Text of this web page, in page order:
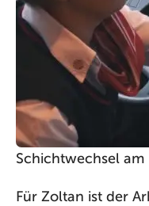
Schichtwechsel am
Für Zoltan ist der